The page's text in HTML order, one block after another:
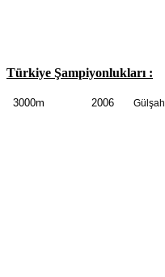
Türkiye Şampiyonlukları :
3000m 2006 Gülşah